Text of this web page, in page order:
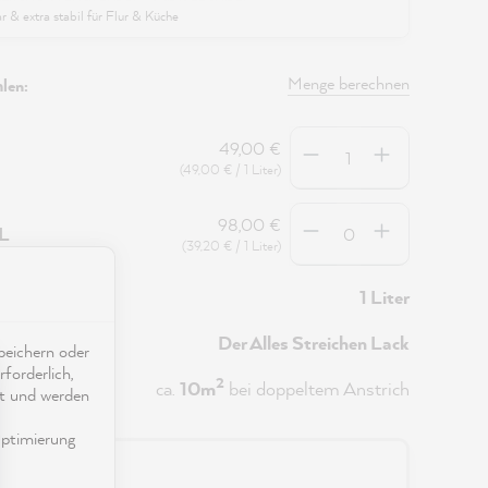
& extra stabil für Flur & Küche
Menge berechnen
49,00 €
(49,00 € / 1 Liter)
98,00 €
(39,20 € / 1 Liter)
1 Liter
Der Alles Streichen Lack
ca. 10m2 bei doppeltem Anstrich
oder
und werden